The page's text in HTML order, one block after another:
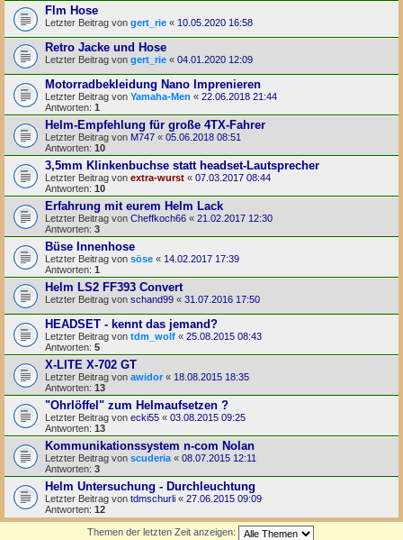
Flm Hose
Letzter Beitrag von gert_rie « 10.05.2020 16:58
Retro Jacke und Hose
Letzter Beitrag von gert_rie « 04.01.2020 12:09
Motorradbekleidung Nano Imprenieren
Letzter Beitrag von Yamaha-Men « 22.06.2018 21:44
Antworten: 1
Helm-Empfehlung für große 4TX-Fahrer
Letzter Beitrag von M747 « 05.06.2018 08:51
Antworten: 10
3,5mm Klinkenbuchse statt headset-Lautsprecher
Letzter Beitrag von extra-wurst « 07.03.2017 08:44
Antworten: 10
Erfahrung mit eurem Helm Lack
Letzter Beitrag von Cheffkoch66 « 21.02.2017 12:30
Antworten: 3
Büse Innenhose
Letzter Beitrag von söse « 14.02.2017 17:39
Antworten: 1
Helm LS2 FF393 Convert
Letzter Beitrag von schand99 « 31.07.2016 17:50
HEADSET - kennt das jemand?
Letzter Beitrag von tdm_wolf « 25.08.2015 08:43
Antworten: 5
X-LITE X-702 GT
Letzter Beitrag von awidor « 18.08.2015 18:35
Antworten: 13
"Ohrlöffel" zum Helmaufsetzen ?
Letzter Beitrag von ecki55 « 03.08.2015 09:25
Antworten: 13
Kommunikationssystem n-com Nolan
Letzter Beitrag von scuderia « 08.07.2015 12:11
Antworten: 3
Helm Untersuchung - Durchleuchtung
Letzter Beitrag von tdmschurli « 27.06.2015 09:09
Antworten: 12
Themen der letzten Zeit anzeigen: